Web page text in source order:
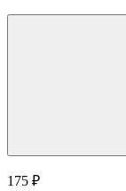
175 ₽